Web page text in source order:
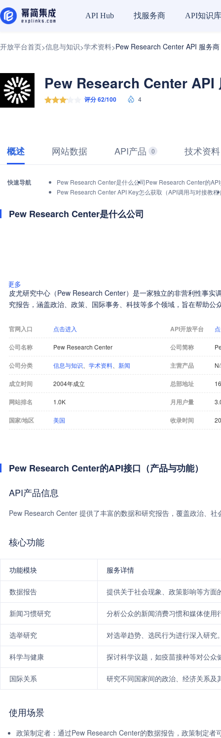
API Hub 找服务商 API知识库
开放平台首页>信息与知识>学术资料>Pew Research Center API 服务商
Pew Research Center API
评分 62/100 4
概述 网站数据 API产品 0 技术资料
快速导航 Pew Research Center是什么公司Pew Research Center的
Pew Research Center API Key怎么获取（API调用与对接教程
Pew Research Center是什么公司
更多
皮尤研究中心（Pew Research Center）是一家独立的非营利性事实
究报告，涵盖政治、政策、国际事务、科技等多个领域，旨在帮助公
官网入口 点击进入 API开放平台
公司名称 Pew Research Center 公司简称
公司分类 信息与知识 学术资料 新闻 主营产品
成立时间 2004年成立 总部地址
网站排名 1.0K 月用户量
国家/地区 美国 收录时间
Pew Research Center的API接口（产品与功能）
API产品信息
Pew Research Center 提供了丰富的数据和研究报告，覆盖政治、
核心功能
功能模块 服务详情
数据报告 提供关于社会现象、政策影响等方面
新闻习惯研究 分析公众的新闻消费习惯和媒体使用
选举研究 对选举趋势、选民行为进行深入研究
科学与健康 探讨科学议题，如疫苗接种等对公众
国际关系 研究不同国家间的政治、经济关系及
使用场景
政策制定者：通过Pew Research Center的数据报告，政策制定